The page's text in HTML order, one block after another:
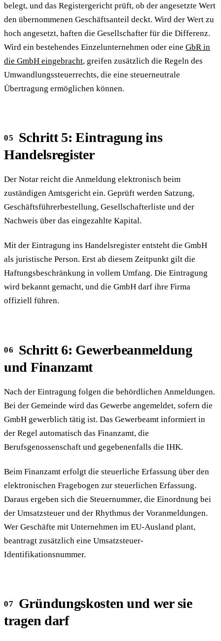
belegt, und das Registergericht prüft, ob der angesetzte Wert
den übernommenen Geschäftsanteil deckt. Wird der Wert zu
hoch angesetzt, haften die Gesellschafter für die Differenz.
Wird ein bestehendes Einzelunternehmen oder eine GbR in
die GmbH eingebracht, greifen zusätzlich die Regeln des
Umwandlungssteuerrechts, die eine steuerneutrale
Übertragung ermöglichen können.
Schritt 5: Eintragung ins
Handelsregister
Der Notar reicht die Anmeldung elektronisch beim
zuständigen Amtsgericht ein. Geprüft werden Satzung,
Geschäftsführerbestellung, Gesellschafterliste und der
Nachweis über das eingezahlte Kapital.
Mit der Eintragung ins Handelsregister entsteht die GmbH
als juristische Person. Erst ab diesem Zeitpunkt gilt die
Haftungsbeschränkung in vollem Umfang. Die Eintragung
wird bekannt gemacht, und die GmbH darf ihre Firma
offiziell führen.
Schritt 6: Gewerbeanmeldung
und Finanzamt
Nach der Eintragung folgen die behördlichen Anmeldungen.
Bei der Gemeinde wird das Gewerbe angemeldet, sofern die
GmbH gewerblich tätig ist. Das Gewerbeamt informiert in
der Regel automatisch das Finanzamt, die
Berufsgenossenschaft und gegebenenfalls die IHK.
Beim Finanzamt erfolgt die steuerliche Erfassung über den
elektronischen Fragebogen zur steuerlichen Erfassung.
Daraus ergeben sich die Steuernummer, die Einordnung bei
der Umsatzsteuer und der Rhythmus der Voranmeldungen.
Wer Geschäfte mit Unternehmen im EU-Ausland plant,
beantragt zusätzlich eine Umsatzsteuer-
Identifikationsnummer.
Gründungskosten und wer sie
tragen darf